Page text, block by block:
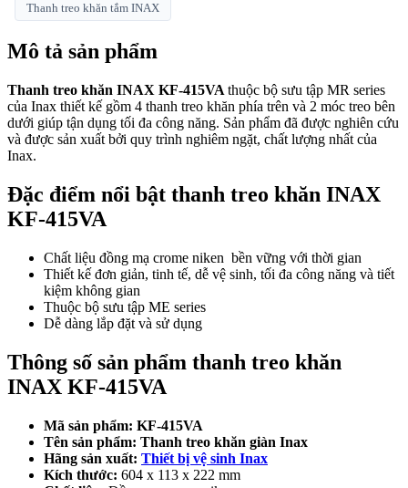
Thanh treo khăn tắm INAX
Mô tả sản phẩm
Thanh treo khăn INAX KF-415VA thuộc bộ sưu tập MR series
của Inax thiết kế gồm 4 thanh treo khăn phía trên và 2 móc treo bên
dưới giúp tận dụng tối đa công năng. Sản phẩm đã được nghiên cứu
và được sản xuất bởi quy trình nghiêm ngặt, chất lượng nhất của
Inax.
Đặc điểm nổi bật thanh treo khăn INAX
KF-415VA
Chất liệu đồng mạ crome niken bền vững với thời gian
Thiết kế đơn giản, tinh tế, dễ vệ sinh, tối đa công năng và tiết
kiệm không gian
Thuộc bộ sưu tập ME series
Dễ dàng lắp đặt và sử dụng
Thông số sản phẩm thanh treo khăn
INAX KF-415VA
Mã sản phẩm: KF-415VA
Tên sản phẩm: Thanh treo khăn giàn Inax
Hãng sản xuất: Thiết bị vệ sinh Inax
Kích thước: 604 x 113 x 222 mm